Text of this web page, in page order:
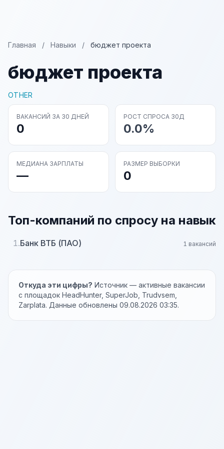
Главная / Навыки / бюджет проекта
бюджет проекта
OTHER
ВАКАНСИЙ ЗА 30 ДНЕЙ
0
РОСТ СПРОСА 30Д
0.0%
МЕДИАНА ЗАРПЛАТЫ
—
РАЗМЕР ВЫБОРКИ
0
Топ-компаний по спросу на навык
1.Банк ВТБ (ПАО) 1 вакансий
Откуда эти цифры? Источник — активные вакансии
с площадок HeadHunter, SuperJob, Trudvsem,
Zarplata. Данные обновлены 09.08.2026 03:35.